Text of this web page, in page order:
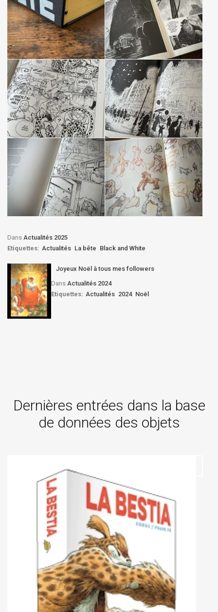
Dans Actualités 2025
Etiquettes: Actualités La bête Black and White
Joyeux Noël à tous mes followers
Dans Actualités 2024
Etiquettes: Actualités 2024 Noël
Dernières entrées dans la base
de données des objets